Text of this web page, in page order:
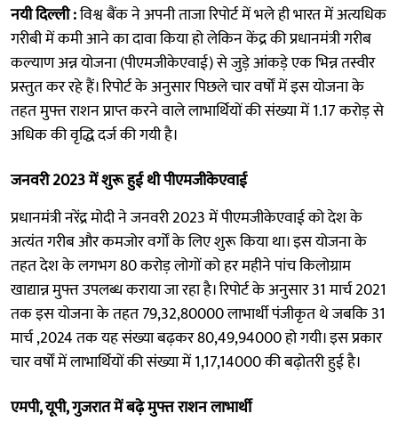
नयी दिल्ली :विश्व बैंक ने अपनी ताजा रिपोर्ट में भले ही भारत में अत्यधिक
गरीबी में कमी आने का दावा किया हो लेकिन केंद्र की प्रधानमंत्री गरीब
कल्याण अन्न योजना (पीएमजीकेएवाई) से जुड़े आंकड़े एक भिन्न तस्वीर
प्रस्तुत कर रहे हैं। रिपोर्ट के अनुसार पिछले चार वर्षों में इस योजना के
तहत मुफ्त राशन प्राप्त करने वाले लाभार्थियों की संख्या में 1.17 करोड़ से
अधिक की वृद्धि दर्ज की गयी है।
जनवरी 2023 में शुरू हुई थी पीएमजीकेएवाई
प्रधानमंत्री नरेंद्र मोदी ने जनवरी 2023 में पीएमजीकेएवाई को देश के
अत्यंत गरीब और कमजोर वर्गों के लिए शुरू किया था। इस योजना के
तहत देश के लगभग 80 करोड़ लोगों को हर महीने पांच किलोग्राम
खाद्यान्न मुफ्त उपलब्ध कराया जा रहा है। रिपोर्ट के अनुसार 31 मार्च 2021
तक इस योजना के तहत 79,32,80000 लाभार्थी पंजीकृत थे जबकि 31
मार्च ,2024 तक यह संख्या बढ़कर 80,49,94000 हो गयी। इस प्रकार
चार वर्षों में लाभार्थियों की संख्या में 1,17,14000 की बढ़ोतरी हुई है।
एमपी, यूपी, गुजरात में बढ़े मुफ्त राशन लाभार्थी